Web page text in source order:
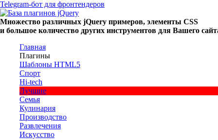
Telegram-бот для фронтендеров
Множество различных jQuery примеров, элементы CSS
и большое количество других инструментов для Вашего
Главная
Плагины
Шаблоны HTML5
Спорт
Hi-tech
Лучшие
Семья
Кулинария
Производство
Развлечения
Искусство